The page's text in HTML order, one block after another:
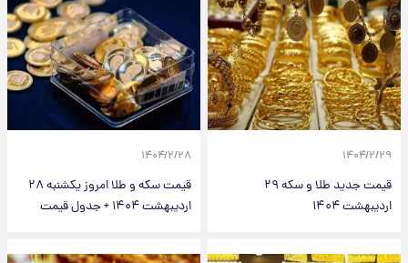
۱۴۰۴/۲/۲۹
قیمت جدید طلا و سکه ۲۹
اردیبهشت ۱۴۰۴
۱۴۰۴/۲/۲۸
قیمت سکه و طلا امروز یکشنبه ۲۸
اردیبهشت ۱۴۰۴ + جدول قیمت